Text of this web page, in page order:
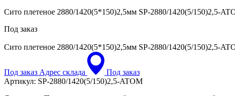
Сито плетеное 2880/1420(5*150)2,5мм SP-2880/1420(5/150)2,5-
Под заказ
Сито плетеное 2880/1420(5*150)2,5мм SP-2880/1420(5/150)2,5-
Под заказ Адрес склада
Под заказ
Артикул: SP-2880/1420(5/150)2,5-ATOM